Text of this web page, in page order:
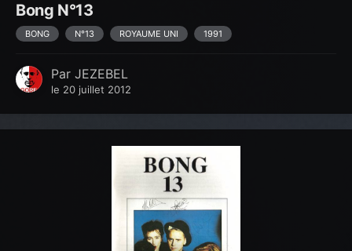
Bong N°13
BONG N°13 ROYAUME UNI 1991
Par JEZEBEL
le 20 juillet 2012